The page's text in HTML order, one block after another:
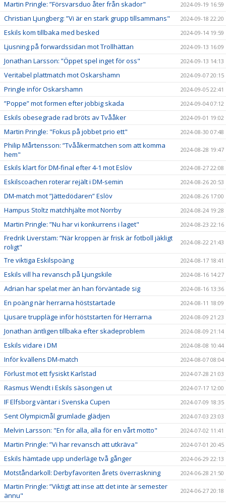
Martin Pringle: ”Försvarsduo åter från skador" 2024-09-19 16:59
Christian Ljungberg: ”Vi är en stark grupp tillsammans" 2024-09-18 22:20
Eskils kom tillbaka med besked 2024-09-14 19:59
Ljusning på forwardssidan mot Trollhättan 2024-09-13 16:09
Jonathan Larsson: ”Öppet spel inget för oss" 2024-09-13 14:13
Veritabel plattmatch mot Oskarshamn 2024-09-07 20:15
Pringle inför Oskarshamn 2024-09-05 22:41
”Poppe” mot formen efter jobbig skada 2024-09-04 07:12
Eskils obesegrade rad bröts av Tvååker 2024-09-01 19:02
Martin Pringle: "Fokus på jobbet prio ett" 2024-08-30 07:48
Philip Mårtensson: ”Tvååkermatchen som att komma
hem"
2024-08-28 19:47
Eskils klart för DM-final efter 4-1 mot Eslöv 2024-08-27 22:08
Eskilscoachen roterar rejält i DM-semin 2024-08-26 20:53
DM-match mot ”Jättedödaren” Eslöv 2024-08-26 17:00
Hampus Stoltz matchhjälte mot Norrby 2024-08-24 19:28
Martin Pringle: ”Nu har vi konkurrens i laget" 2024-08-23 22:16
Fredrik Liverstam: ”När kroppen är frisk är fotboll jäkligt
roligt"
2024-08-22 21:43
Tre viktiga Eskilspoäng 2024-08-17 18:41
Eskils vill ha revansch på Ljungskile 2024-08-16 14:27
Adrian har spelat mer än han förväntade sig 2024-08-16 13:36
En poäng när herrarna höststartade 2024-08-11 18:09
Ljusare truppläge inför höststarten för Herrarna 2024-08-09 21:23
Jonathan äntligen tillbaka efter skadeproblem 2024-08-09 21:14
Eskils vidare i DM 2024-08-08 10:44
Inför kvällens DM-match 2024-08-07 08:04
Förlust mot ett fysiskt Karlstad 2024-07-28 21:03
Rasmus Wendt i Eskils säsongen ut 2024-07-17 12:00
IF Elfsborg väntar i Svenska Cupen 2024-07-09 18:35
Sent Olympicmål grumlade glädjen 2024-07-03 23:03
Melvin Larsson: "En för alla, alla för en vårt motto" 2024-07-02 11:41
Martin Pringle: ”Vi har revansch att utkräva" 2024-07-01 20:45
Eskils hämtade upp underläge två gånger 2024-06-29 22:13
Motståndarkoll: Derbyfavoriten årets överraskning 2024-06-28 21:50
Martin Pringle: ”Viktigt att inse att det inte är semester
ännu"
2024-06-27 20:18